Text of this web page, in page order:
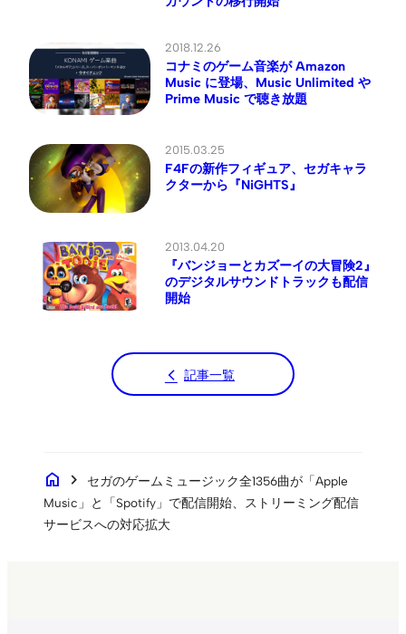
2018.12.26
コナミのゲーム音楽が Amazon
Music に登場、Music Unlimited や
Prime Music で聴き放題
2015.03.25
F4Fの新作フィギュア、セガキャラ
クターから『NiGHTS』
2013.04.20
『バンジョーとカズーイの大冒険2』
のデジタルサウンドトラックも配信
開始
記事一覧
home chevron_right
セガのゲームミュージック全1356曲が「Apple
Music」と「Spotify」で配信開始、ストリーミング配信
サービスへの対応拡大